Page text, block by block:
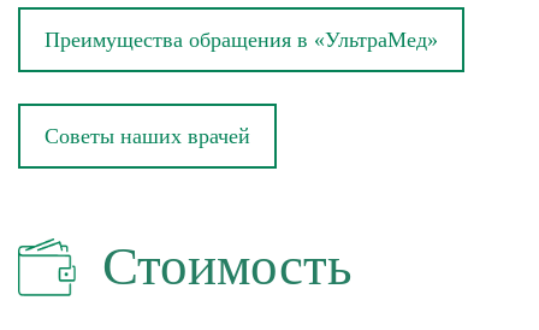
Преимущества обращения в «УльтраМед»
Советы наших врачей
Стоимость